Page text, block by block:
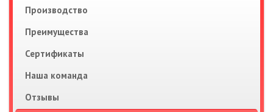
Производство
Преимущества
Сертификаты
Наша команда
Отзывы